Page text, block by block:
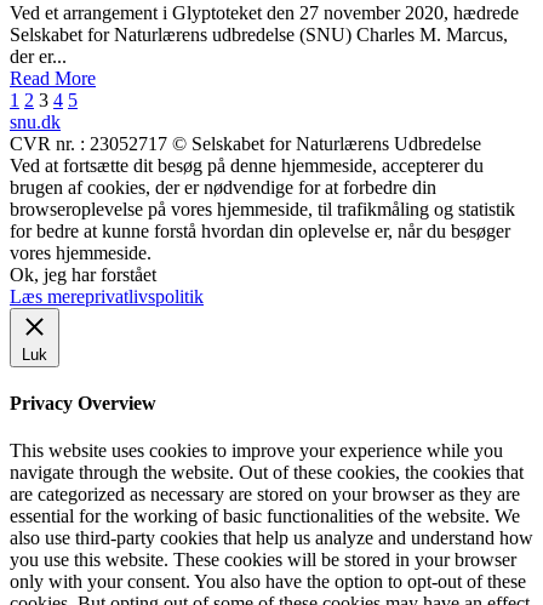
Ved et arrangement i Glyptoteket den 27 november 2020, hædrede
Selskabet for Naturlærens udbredelse (SNU) Charles M. Marcus,
der er...
Read More
Indlægsinddeling
1 2 3 4 5
snu.dk
CVR nr. : 23052717 © Selskabet for Naturlærens Udbredelse
Ved at fortsætte dit besøg på denne hjemmeside, accepterer du
brugen af cookies, der er nødvendige for at forbedre din
browseroplevelse på vores hjemmeside, til trafikmåling og statistik
for bedre at kunne forstå hvordan din oplevelse er, når du besøger
vores hjemmeside.
Ok, jeg har forstået
Læs mereprivatlivspolitik
Luk
Privacy Overview
This website uses cookies to improve your experience while you
navigate through the website. Out of these cookies, the cookies that
are categorized as necessary are stored on your browser as they are
essential for the working of basic functionalities of the website. We
also use third-party cookies that help us analyze and understand how
you use this website. These cookies will be stored in your browser
only with your consent. You also have the option to opt-out of these